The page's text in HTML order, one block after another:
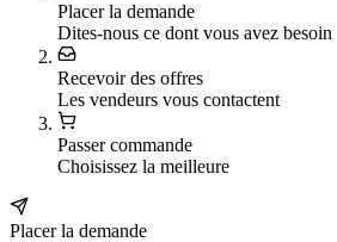
Placer la demande
Dites-nous ce dont vous avez besoin
Recevoir des offres
Les vendeurs vous contactent
Passer commande
Choisissez la meilleure
Placer la demande